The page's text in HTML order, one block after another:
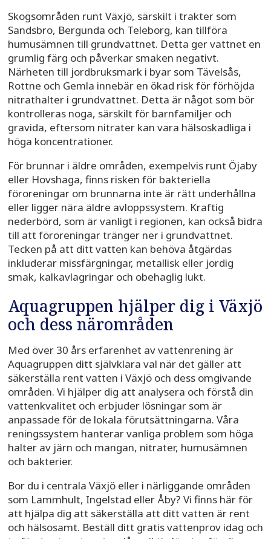
Skogsområden runt Växjö, särskilt i trakter som
Sandsbro, Bergunda och Teleborg, kan tillföra
humusämnen till grundvattnet. Detta ger vattnet en
grumlig färg och påverkar smaken negativt.
Närheten till jordbruksmark i byar som Tävelsås,
Rottne och Gemla innebär en ökad risk för förhöjda
nitrathalter i grundvattnet. Detta är något som bör
kontrolleras noga, särskilt för barnfamiljer och
gravida, eftersom nitrater kan vara hälsoskadliga i
höga koncentrationer.
För brunnar i äldre områden, exempelvis runt Öjaby
eller Hovshaga, finns risken för bakteriella
föroreningar om brunnarna inte är rätt underhållna
eller ligger nära äldre avloppssystem. Kraftig
nederbörd, som är vanligt i regionen, kan också bidra
till att föroreningar tränger ner i grundvattnet.
Tecken på att ditt vatten kan behöva åtgärdas
inkluderar missfärgningar, metallisk eller jordig
smak, kalkavlagringar och obehaglig lukt.
Aquagruppen hjälper dig i Växjö
och dess närområden
Med över 30 års erfarenhet av vattenrening är
Aquagruppen ditt självklara val när det gäller att
säkerställa rent vatten i Växjö och dess omgivande
områden. Vi hjälper dig att analysera och förstå din
vattenkvalitet och erbjuder lösningar som är
anpassade för de lokala förutsättningarna. Våra
reningssystem hanterar vanliga problem som höga
halter av järn och mangan, nitrater, humusämnen
och bakterier.
Bor du i centrala Växjö eller i närliggande områden
som Lammhult, Ingelstad eller Åby? Vi finns här för
att hjälpa dig att säkerställa att ditt vatten är rent
och hälsosamt. Beställ ditt gratis vattenprov idag och